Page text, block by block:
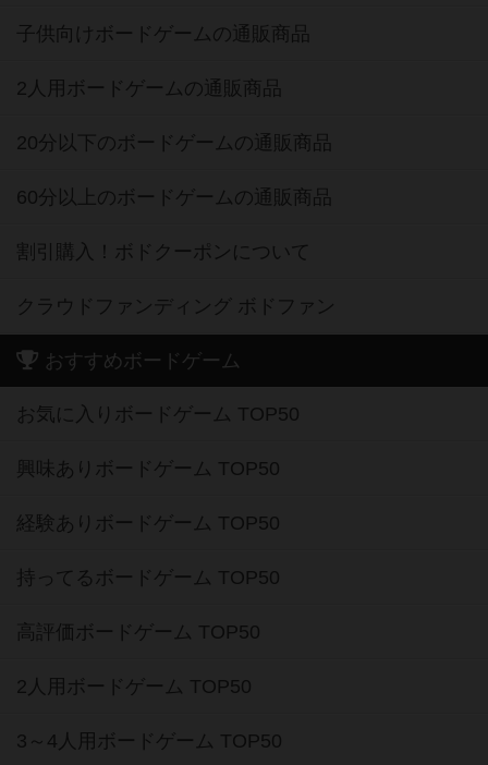
子供向けボードゲームの通販商品
2人用ボードゲームの通販商品
20分以下のボードゲームの通販商品
60分以上のボードゲームの通販商品
割引購入！ボドクーポンについて
クラウドファンディング ボドファン
おすすめボードゲーム
お気に入りボードゲーム TOP50
興味ありボードゲーム TOP50
経験ありボードゲーム TOP50
持ってるボードゲーム TOP50
高評価ボードゲーム TOP50
2人用ボードゲーム TOP50
3～4人用ボードゲーム TOP50